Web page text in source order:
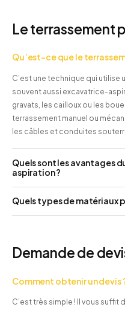
Le terrassement
Qu’est-ce que le
C’est une technique qui utilise
souvent aussi excavatrice-
gravats, les cailloux ou les
terrassement manuel ou
les câbles et conduites
Quels sont les avantages
aspiration ?
Quels types de matériaux
Demande de
Comment obtenir un devis
C’est très simple ! Il vous suffit